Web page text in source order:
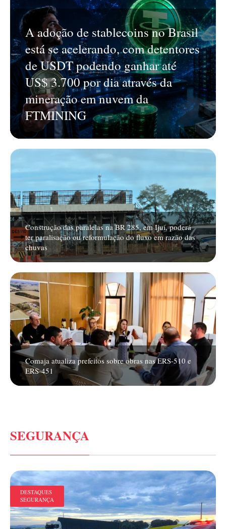
A adoção de stablecoins no Brasil
está se acelerando, com detentores
de USDT podendo ganhar até
US$ 3.700 por dia através da
mineração em nuvem da
FTMINING
Construção das paralelas na BR 285, em Ijuí, poderá
ter paralisação ou reformulação do fluxo em razão das
chuvas
Comaja atualiza prefeitos sobre obras nas ERS-510 e
ERS-451
SEGURANÇA
DESTAQUES
SEGURANÇA